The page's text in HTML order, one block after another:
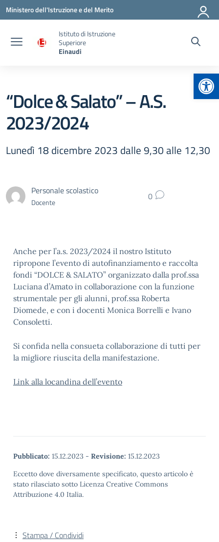
Vai ai contenuti
Vai al menu di navigazione
Vai al footer
Ministero dell'Istruzione e del Merito
Istituto di Istruzione
Superiore
Einaudi
“Dolce & Salato” – A.S.
2023/2024
Lunedì 18 dicembre 2023 dalle 9,30 alle 12,30
Personale scolastico
Docente 0
Anche per l’a.s. 2023/2024 il nostro Istituto
ripropone l’evento di autofinanziamento e raccolta
fondi “DOLCE & SALATO” organizzato dalla prof.ssa
Luciana d’Amato in collaborazione con la funzione
strumentale per gli alunni, prof.ssa Roberta
Diomede, e con i docenti Monica Borrelli e Ivano
Consoletti.
Si confida nella consueta collaborazione di tutti per
la migliore riuscita della manifestazione.
Link alla locandina dell’evento
Pubblicato: 15.12.2023 - Revisione: 15.12.2023
Eccetto dove diversamente specificato, questo articolo è
stato rilasciato sotto Licenza Creative Commons
Attribuzione 4.0 Italia.
Stampa / Condividi